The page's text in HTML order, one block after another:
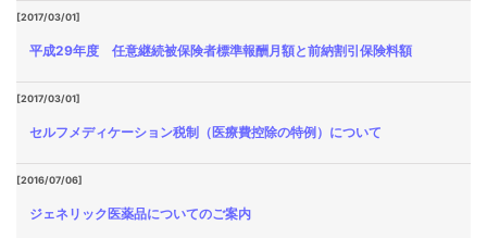
[2017/03/01]
平成29年度 任意継続被保険者標準報酬月額と前納割引保険料額
[2017/03/01]
セルフメディケーション税制（医療費控除の特例）について
[2016/07/06]
ジェネリック医薬品についてのご案内